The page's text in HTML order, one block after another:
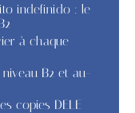
indefinido : le
à chaque
B2 et au-
copies DELE